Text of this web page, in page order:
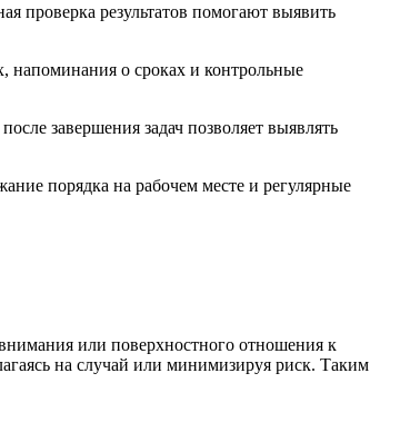
проверка результатов помогают выявить
напоминания о сроках и контрольные
завершения задач позволяет выявлять
порядка на рабочем месте и регулярные
или поверхностного отношения к
на случай или минимизируя риск. Таким